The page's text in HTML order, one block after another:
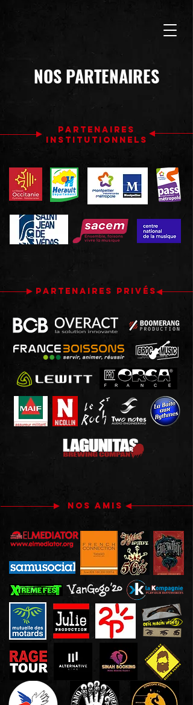
NOS PARTENAIRES
partenaires
institutionnels
PARTENAIRES PRIVés
NOS AMIS